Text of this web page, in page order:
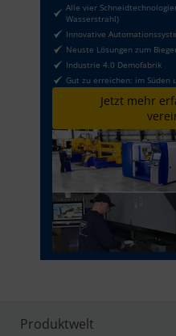
Alle vier
Wasserstrahl)
Innovative
Neuste Lösungen zum
Industrie 4.0 Demofabrik
Gut zu erreichen: im Süden
Jetzt mehr
Produktwelt